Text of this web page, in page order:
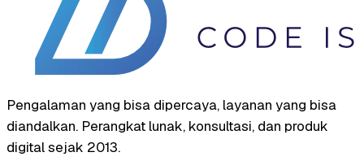
Pengalaman yang bisa dipercaya, layanan yang bisa
diandalkan. Perangkat lunak, konsultasi, dan produk
digital sejak 2013.